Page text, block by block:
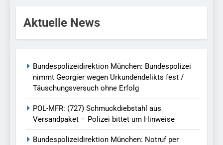
Aktuelle News
Bundespolizeidirektion München: Bundespolizei
nimmt Georgier wegen Urkundendelikts fest /
Täuschungsversuch ohne Erfolg
POL-MFR: (727) Schmuckdiebstahl aus
Versandpaket – Polizei bittet um Hinweise
Bundespolizeidirektion München: Notruf per